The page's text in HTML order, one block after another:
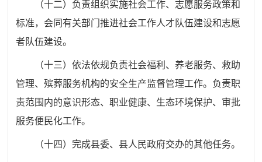
（十二） 负责组织实施社会工作、志愿服务政策和
标准，会同有关部门推进社会工作人才队伍建设和志愿
者队伍建设。
（十三）依法依规负责社会福利、养老服务、救助
管理、殡葬服务机构的安全生产监督管理工作。负责职
责范围内的意识形态、职业健康、生态环境保护、审批
服务便民化工作。
（十四）完成县委、县人民政府交办的其他任务。